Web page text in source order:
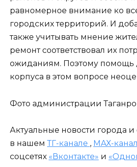
равномерное внимание ко
городских территорий. И
также учитывать мнение
ремонт соответствовал их
ожиданиям. Поэтому помощь
корпуса в этом вопросе
Фото администрации
Актуальные новости города и
в нашем ТГ-канале , МАХ-
соцсетях «Вконтакте» и